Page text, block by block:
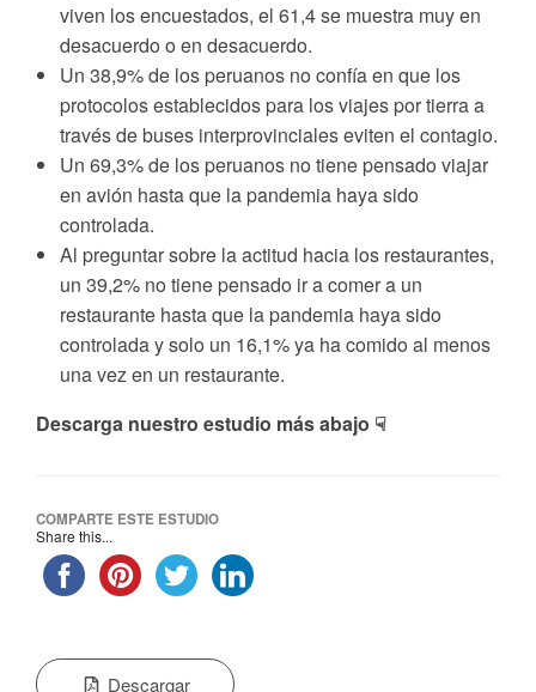
viven los encuestados, el 61,4 se muestra muy en
desacuerdo o en desacuerdo.
Un 38,9% de los peruanos no confía en que los
protocolos establecidos para los viajes por tierra a
través de buses interprovinciales eviten el contagio.
Un 69,3% de los peruanos no tiene pensado viajar
en avión hasta que la pandemia haya sido
controlada.
Al preguntar sobre la actitud hacia los restaurantes,
un 39,2% no tiene pensado ir a comer a un
restaurante hasta que la pandemia haya sido
controlada y solo un 16,1% ya ha comido al menos
una vez en un restaurante.
Descarga nuestro estudio más abajo ☟
COMPARTE ESTE ESTUDIO
Share this...
Descargar